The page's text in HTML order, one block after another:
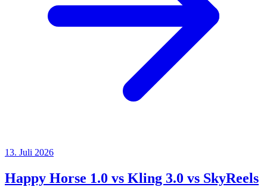
13. Juli 2026
Happy Horse 1.0 vs Kling 3.0 vs SkyReels